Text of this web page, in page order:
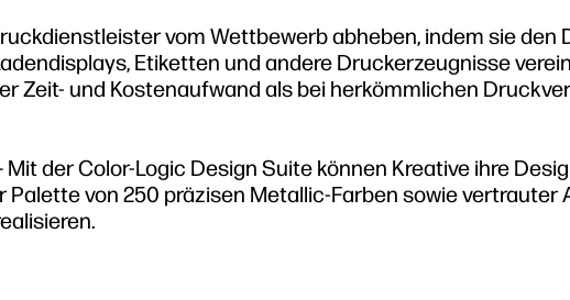
vom Wettbewerb abheben, indem sie den
Etiketten und andere Druckerzeugnisse
Zeit- und Kostenaufwand als bei herkömmlichen
der Color-Logic Design Suite können Kreative ihre
von 250 präzisen Metallic-Farben sowie vertrauter